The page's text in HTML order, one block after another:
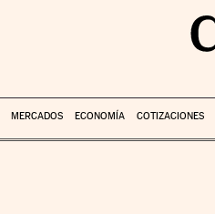
MERCADOS ECONOMÍA COTIZACIONES